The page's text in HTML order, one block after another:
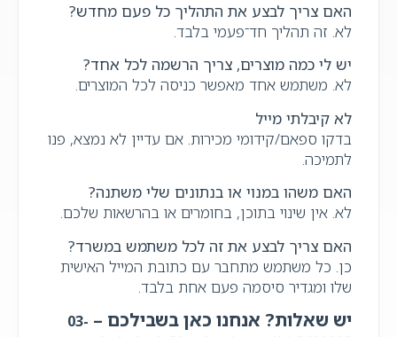
האם צריך לבצע את התהליך כל פעם מחדש?
לא. זה תהליך חד־פעמי בלבד.
יש לי כמה מוצרים, צריך הרשמה לכל אחד?
לא. משתמש אחד מאפשר כניסה לכל המוצרים.
לא קיבלתי מייל
בדקו ספאם/קידומי מכירות. אם עדיין לא נמצא, פנו
לתמיכה.
האם משהו במנוי או בנתונים שלי משתנה?
לא. אין שינוי בתוכן, בחומרים או בהרשאות שלכם.
האם צריך לבצע את זה לכל משתמש במשרד?
כן. כל משתמש מתחבר עם כתובת המייל האישית
שלו ומגדיר סיסמה פעם אחת בלבד.
יש שאלות? אנחנו כאן בשבילכם – 03-